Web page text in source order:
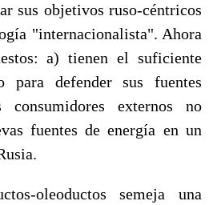
sus objetivos ruso-céntricos
"internacionalista". Ahora
a) tienen el suficiente
para defender sus fuentes
consumidores externos no
fuentes de energía en un
oleoductos semeja una